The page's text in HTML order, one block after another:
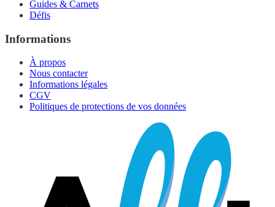
Guides & Carnets
Défis
Informations
À propos
Nous contacter
Informations légales
CGV
Politiques de protections de vos données